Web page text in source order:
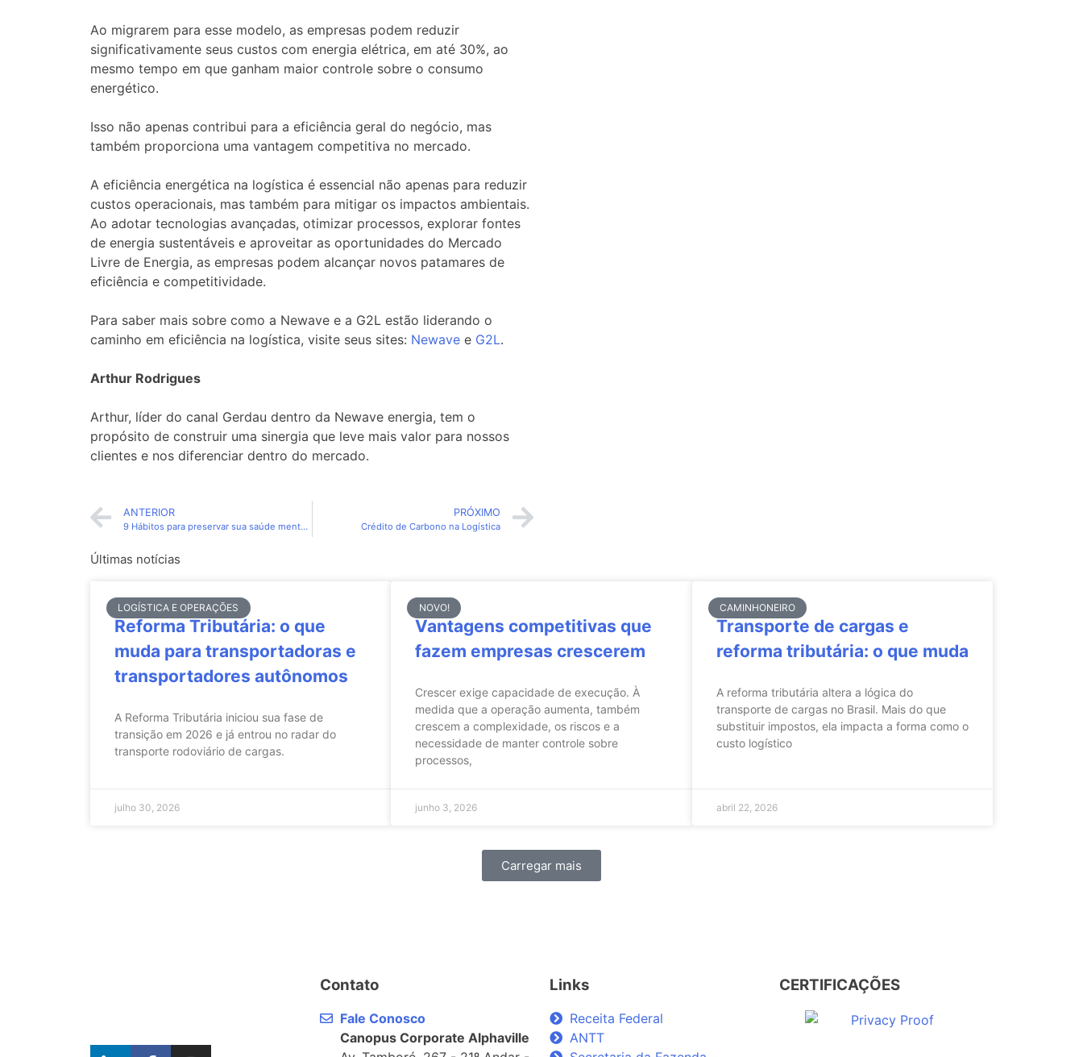
Ao migrarem para esse modelo, as empresas podem reduzir
significativamente seus custos com energia elétrica, em até 30%, ao
mesmo tempo em que ganham maior controle sobre o consumo
energético.
Isso não apenas contribui para a eficiência geral do negócio, mas
também proporciona uma vantagem competitiva no mercado.
A eficiência energética na logística é essencial não apenas para reduzir
custos operacionais, mas também para mitigar os impactos ambientais.
Ao adotar tecnologias avançadas, otimizar processos, explorar fontes
de energia sustentáveis e aproveitar as oportunidades do Mercado
Livre de Energia, as empresas podem alcançar novos patamares de
eficiência e competitividade.
Para saber mais sobre como a Newave e a G2L estão liderando o
caminho em eficiência na logística, visite seus sites: Newave e G2L.
Arthur Rodrigues
Arthur, líder do canal Gerdau dentro da Newave energia, tem o
propósito de construir uma sinergia que leve mais valor para nossos
clientes e nos diferenciar dentro do mercado.
ANTERIOR
9 Hábitos para preservar sua saúde mental em longas viagens
PRÓXIMO
Crédito de Carbono na Logística
Últimas notícias
LOGÍSTICA E OPERAÇÕES
Reforma Tributária: o que
muda para transportadoras e
transportadores autônomos
A Reforma Tributária iniciou sua fase de
transição em 2026 e já entrou no radar do
transporte rodoviário de cargas.
julho 30, 2026
NOVO!
Vantagens competitivas que
fazem empresas crescerem
Crescer exige capacidade de execução. À
medida que a operação aumenta, também
crescem a complexidade, os riscos e a
necessidade de manter controle sobre
processos,
junho 3, 2026
CAMINHONEIRO
Transporte de cargas e
reforma tributária: o que muda
A reforma tributária altera a lógica do
transporte de cargas no Brasil. Mais do que
substituir impostos, ela impacta a forma como o
custo logístico
abril 22, 2026
Carregar mais
Contato
Fale Conosco
Canopus Corporate Alphaville
Links
Receita Federal
ANTT
CERTIFICAÇÕES